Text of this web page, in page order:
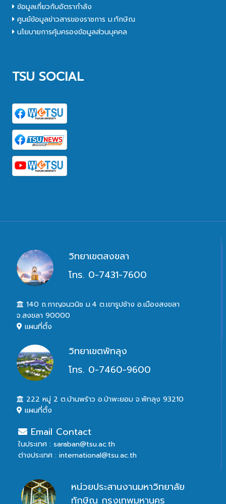
ข้อมูลเกี่ยวกับอัตรากำลัง
ศูนย์ข้อมูลข่าวสารของราชการ ม.ทักษิณ
นโยบายการคุ้มครองข้อมูลส่วนบุคคล
TSU SOCIAL
วิทยาเขตสงขลา
โทร. 0-7431-7600
140 ถ.กาญจนวนิช ม.4 ต.เขารูปช้าง อ.เมืองสงขลา
จ.สงขลา 90000
แผนที่ตั้ง
วิทยาเขตพัทลุง
โทร. 0-7460-9600
222 หมู่ 2 ต.บ้านพร้าว อ.ป่าพะยอม จ.พัทลุง 93210
แผนที่ตั้ง
Email Contact
ในประเทศ : saraban@tsu.ac.th
ต่างประเทศ : international@tsu.ac.th
หน่วยประสานงานมหาวิทยาลัย
ทักษิณ กรุงเทพมหานคร